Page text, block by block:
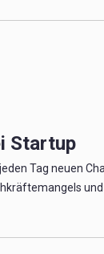
Startup
Tag neuen